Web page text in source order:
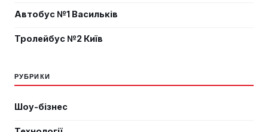
Автобус №1 Васильків
Тролейбус №2 Київ
РУБРИКИ
Шоу-бізнес